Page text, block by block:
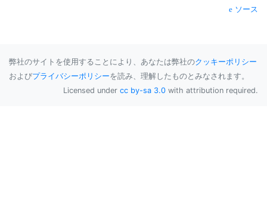
ソース
弊社のサイトを使用することにより、あなたは弊社のクッキーポリシー
およびプライバシーポリシーを読み、理解したものとみなされます。
Licensed under cc by-sa 3.0 with attribution required.